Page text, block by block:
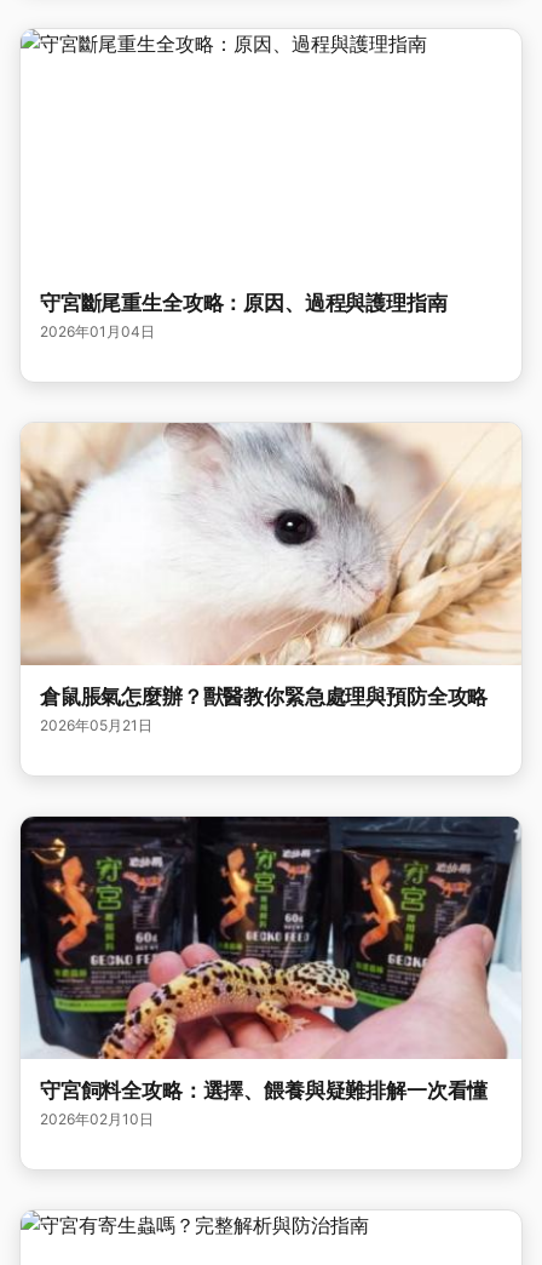
守宮斷尾重生全攻略：原因、過程與護理指南
2026年01月04日
倉鼠脹氣怎麼辦？獸醫教你緊急處理與預防全攻略
2026年05月21日
守宮飼料全攻略：選擇、餵養與疑難排解一次看懂
2026年02月10日